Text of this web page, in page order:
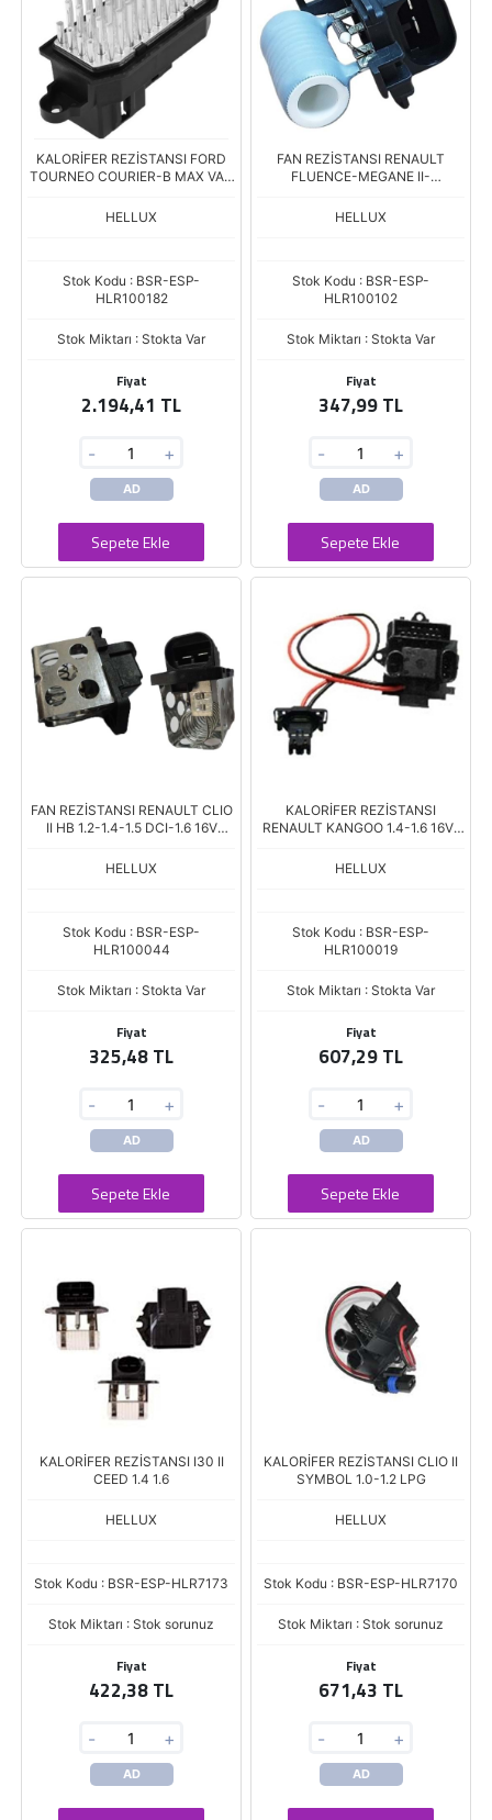
KALORİFER REZİSTANSI FORD
TOURNEO COURIER-B MAX VAN
HELLUX
Stok Kodu : BSR-ESP-
HLR100182
Stok Miktarı : Stokta Var
Fiyat
2.194,41 TL
- +
AD
Sepete Ekle
FAN REZİSTANSI RENAULT
FLUENCE-MEGANE II-
HELLUX
Stok Kodu : BSR-ESP-
HLR100102
Stok Miktarı : Stokta Var
Fiyat
347,99 TL
- +
AD
Sepete Ekle
FAN REZİSTANSI RENAULT CLIO
II HB 1.2-1.4-1.5 DCI-1.6 16V
16V-MEGANE I
HELLUX
Stok Kodu : BSR-ESP-
HLR100044
Stok Miktarı : Stokta Var
Fiyat
325,48 TL
- +
AD
Sepete Ekle
KALORİFER REZİSTANSI
RENAULT KANGOO 1.4-1.6 16V-
1.4-1.6 16V
HELLUX
Stok Kodu : BSR-ESP-
HLR100019
Stok Miktarı : Stokta Var
Fiyat
607,29 TL
- +
AD
Sepete Ekle
KALORİFER REZİSTANSI I30 II
CEED 1.4 1.6
HELLUX
Stok Kodu : BSR-ESP-HLR7173
Stok Miktarı : Stok sorunuz
Fiyat
422,38 TL
- +
AD
KALORİFER REZİSTANSI CLIO II
SYMBOL 1.0-1.2 LPG
HELLUX
Stok Kodu : BSR-ESP-HLR7170
Stok Miktarı : Stok sorunuz
Fiyat
671,43 TL
- +
AD